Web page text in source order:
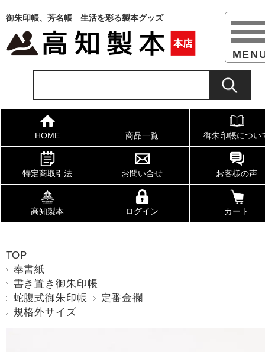
御朱印帳、芳名帳 生活を彩る製本グッズ
HOME 商品一覧 御朱印帳につい
特定商取引法 お問い合せ お客様の声
高知製本 ログイン カート
TOP
奉書紙
書き置き御朱印帳
蛇腹式御朱印帳
定番金襴
規格外サイズ